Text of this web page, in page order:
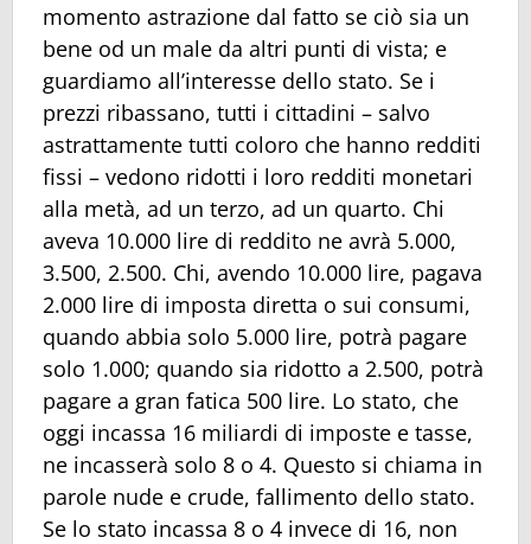
momento astrazione dal fatto se ciò sia un
bene od un male da altri punti di vista; e
guardiamo all’interesse dello stato. Se i
prezzi ribassano, tutti i cittadini – salvo
astrattamente tutti coloro che hanno redditi
fissi – vedono ridotti i loro redditi monetari
alla metà, ad un terzo, ad un quarto. Chi
aveva 10.000 lire di reddito ne avrà 5.000,
3.500, 2.500. Chi, avendo 10.000 lire, pagava
2.000 lire di imposta diretta o sui consumi,
quando abbia solo 5.000 lire, potrà pagare
solo 1.000; quando sia ridotto a 2.500, potrà
pagare a gran fatica 500 lire. Lo stato, che
oggi incassa 16 miliardi di imposte e tasse,
ne incasserà solo 8 o 4. Questo si chiama in
parole nude e crude, fallimento dello stato.
Se lo stato incassa 8 o 4 invece di 16, non